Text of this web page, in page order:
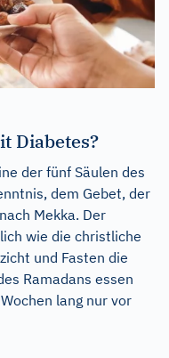
Diabetes?
der fünf Säulen des
dem Gebet, der
Mekka. Der
wie die christliche
und Fasten die
Ramadans essen
lang nur vor